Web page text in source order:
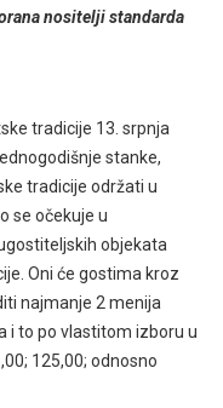
nositelji standarda
tradicije 13. srpnja
stanke,
tradicije održati u
se očekuje u
objekata
Oni će gostima kroz
najmanje 2 menija
i to po vlastitom izboru u
125,00; odnosno